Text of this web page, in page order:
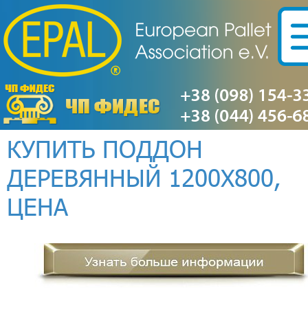
КУПИТЬ ПОДДОН
ДЕРЕВЯННЫЙ 1200Х800,
ЦЕНА